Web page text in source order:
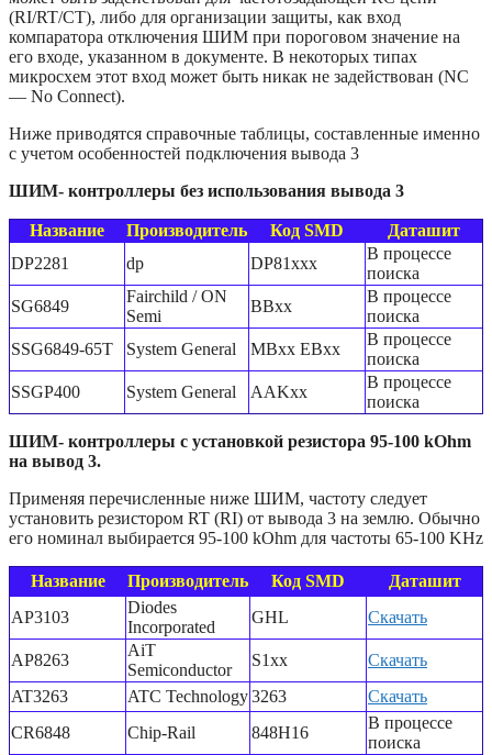
(RI/RT/CT), либо для организации защиты, как вход
компаратора отключения ШИМ при пороговом значение на
его входе, указанном в документе. В некоторых типах
микросхем этот вход может быть никак не задействован (NC
— No Connect).
Ниже приводятся справочные таблицы, составленные именно
с учетом особенностей подключения вывода 3
ШИМ- контроллеры без использования вывода 3
Название Производитель Код SMD
Даташит
DP2281
dp DP81xxx
В процессе
поиска
SG6849
Fairchild / ON
Semi
BBxx
В процессе
поиска
SSG6849-65T
System General MBxx EBxx
В процессе
поиска
SSGP400
System General AAKxx
В процессе
поиска
ШИМ- контроллеры с установкой резистора 95-100 kOhm
на вывод 3.
Применяя перечисленные ниже ШИМ, частоту следует
установить резистором RT (RI) от вывода 3 на землю. Обычно
его номинал выбирается 95-100 kOhm для частоты 65-100 KHz
Название Производитель Код SMD
Даташит
AP3103
Diodes
Incorporated
GHL Скачать
AP8263
AiT
Semiconductor
S1xx
Скачать
AT3263
ATC Technology3263
Скачать
CR6848
Chip-Rail 848H16
В процессе
поиска